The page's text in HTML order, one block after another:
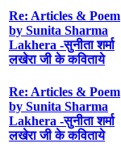
Re: Articles & Poem
by Sunita Sharma
Lakhera -सुनीता शर्मा
लखेरा जी के कविताये
Re: Articles & Poem
by Sunita Sharma
Lakhera -सुनीता शर्मा
लखेरा जी के कविताये